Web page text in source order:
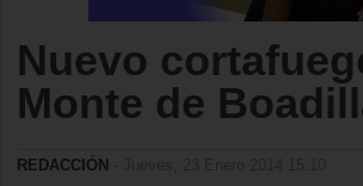
Nuevo
Monte de
REDACCIÓN